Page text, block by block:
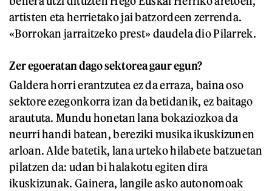
artisten eta herrietako jai batzordeen zerrenda.
«Borrokan jarraitzeko prest» daudela dio Pilarrek.
Zer egoeratan dago sektorea gaur egun?
Galdera horri erantzutea ez da erraza, baina oso
sektore ezegonkorra izan da betidanik, ez baitago
araututa. Mundu honetan lana bokaziozkoa da
neurri handi batean, bereziki musika ikuskizunen
arloan. Alde batetik, lana urteko hilabete batzuetan
pilatzen da: udan bi halakotu egiten dira
ikuskizunak. Gainera, langile asko autonomoak